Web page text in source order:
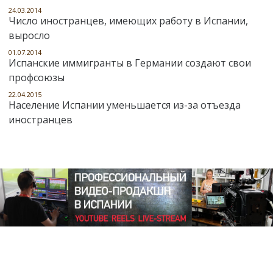
24.03.2014
Число иностранцев, имеющих работу в Испании,
выросло
01.07.2014
Испанские иммигранты в Германии создают свои
профсоюзы
22.04.2015
Население Испании уменьшается из-за отъезда
иностранцев